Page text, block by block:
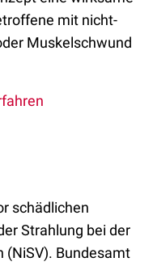
mit nicht-
Muskelschwund
schädlichen
Strahlung bei der
(NiSV). Bundesamt